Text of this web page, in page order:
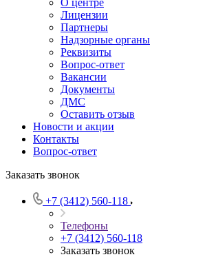
О центре
Лицензии
Партнеры
Надзорные органы
Реквизиты
Вопрос-ответ
Вакансии
Документы
ДМС
Оставить отзыв
Новости и акции
Контакты
Вопрос-ответ
Заказать звонок
+7 (3412) 560-118
Телефоны
+7 (3412) 560-118
Заказать звонок